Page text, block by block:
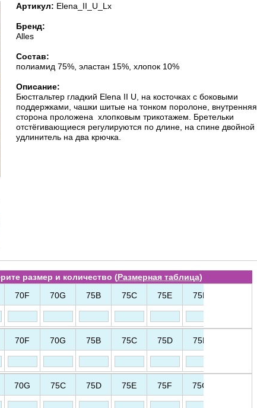
Артикул: Elena_II_U_Lx
Бренд:
Alles
Состав:
полиамид 75%, эластан 15%, хлопок 10%
Описание:
Бюстгальтер гладкий Elena II U, на косточках с боковыми
поддержками, чашки шитые на тонком поролоне, внутренняя
сторона проложена хлопковым трикотажем. Бретельки
отстёгивающиеся регулируются по длине, на спине двойной
удлинитель на два крючка.
размер и количество (Размерная таблица)
70F 70G 75B 75C 75E 75F
70F 70G 75B 75C 75D 75E
70G 75C 75D 75E 75F 75G